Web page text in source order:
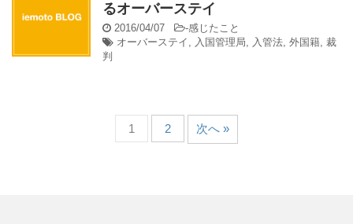
るオーバーステイ
2016/04/07 -感じたこと
オーバーステイ , 入国管理局, 入管法, 外国籍, 裁
判
1 2 次へ »